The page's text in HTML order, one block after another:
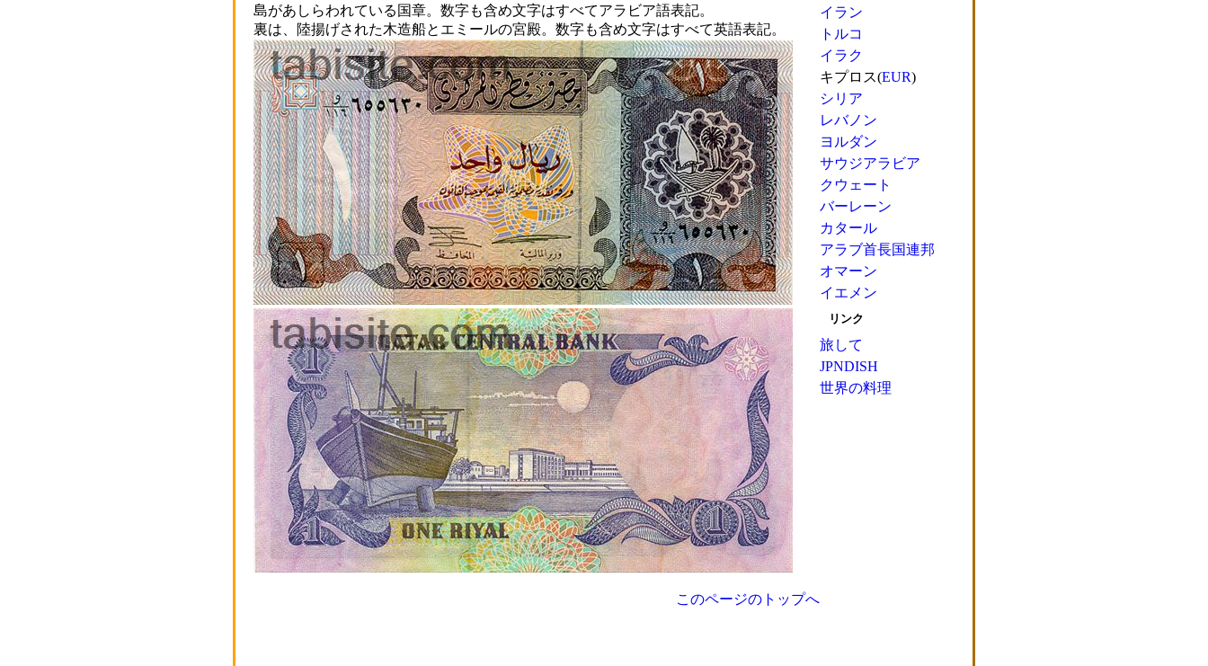
島があしらわれている国章。数字も含め文字はすべてアラビア語表記。
裏は、陸揚げされた木造船とエミールの宮殿。数字も含め文字はすべて英語表記。
このページのトップへ
イラン
トルコ
イラク
キプロス(EUR)
シリア
レバノン
ヨルダン
サウジアラビア
クウェート
バーレーン
カタール
アラブ首長国連邦
オマーン
イエメン
リンク
旅して
JPNDISH
世界の料理